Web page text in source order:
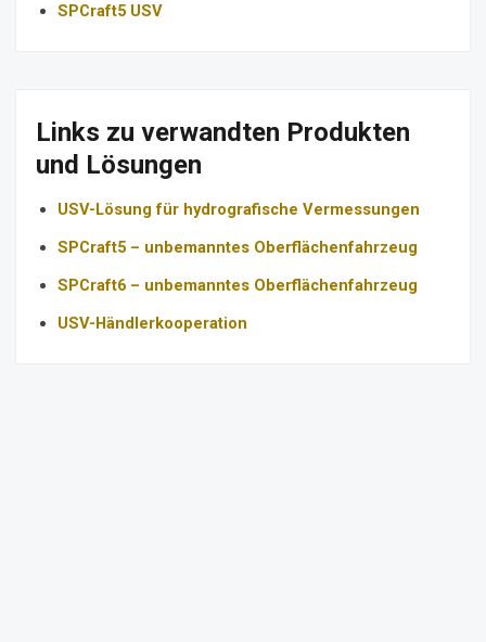
SPCraft5 USV
Links zu verwandten Produkten
und Lösungen
USV-Lösung für hydrografische Vermessungen
SPCraft5 – unbemanntes Oberflächenfahrzeug
SPCraft6 – unbemanntes Oberflächenfahrzeug
USV-Händlerkooperation